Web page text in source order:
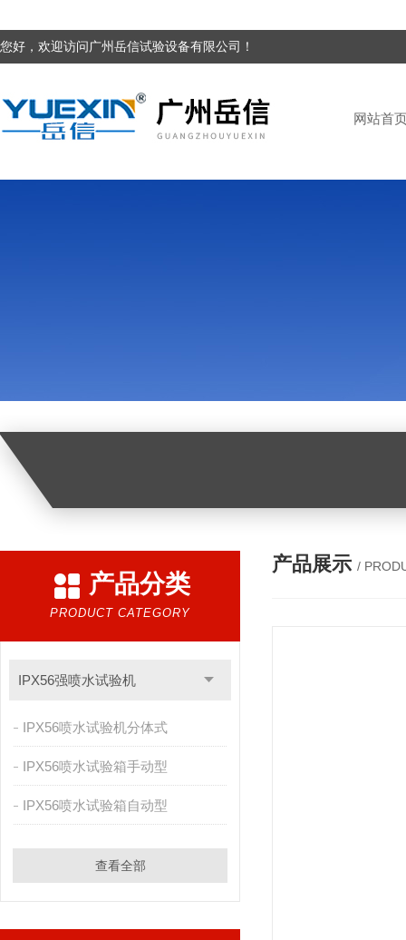
您好，欢迎访问广州岳信试验设备有限公司！
网站首
产品分类
PRODUCT CATEGORY
IPX56强喷水试验机
IPX56喷水试验机分体式
IPX56喷水试验箱手动型
IPX56喷水试验箱自动型
查看全部
产品展示 /